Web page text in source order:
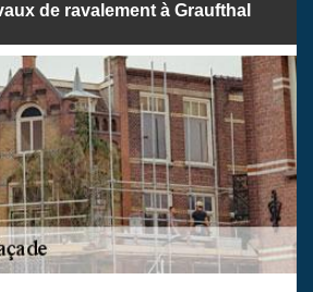
de ravalement à Graufthal